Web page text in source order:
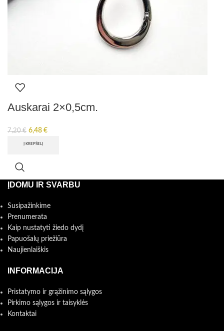
Auskarai 2×0,5cm.
7,20€ 6,48 €
Į KREPŠELĮ
ĮDOMU IR SVARBU
Susipažinkime
Prenumerata
Kaip nustatyti žiedo dydį
Papuošalų priežiūra
Naujienlaiškis
INFORMACIJA
Pristatymo ir grąžinimo sąlygos
Pirkimo sąlygos ir taisyklės
Kontaktai